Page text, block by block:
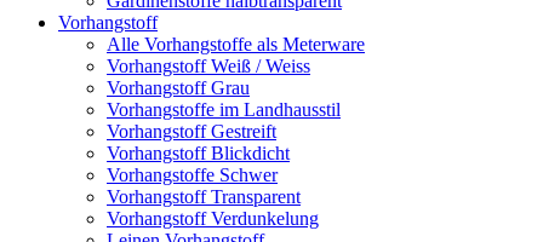
Vorhangstoff
Alle Vorhangstoffe als Meterware
Vorhangstoff Weiß / Weiss
Vorhangstoff Grau
Vorhangstoffe im Landhausstil
Vorhangstoff Gestreift
Vorhangstoff Blickdicht
Vorhangstoffe Schwer
Vorhangstoff Transparent
Vorhangstoff Verdunkelung